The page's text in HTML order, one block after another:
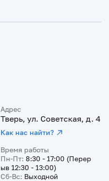
Адрес
Тверь, ул. Советская, д. 4
Как нас найти?
Время работы
Пн-Пт: 8:30 - 17:00 (Перер
ыв 12:30 - 13:00)
Сб-Вс: Выходной